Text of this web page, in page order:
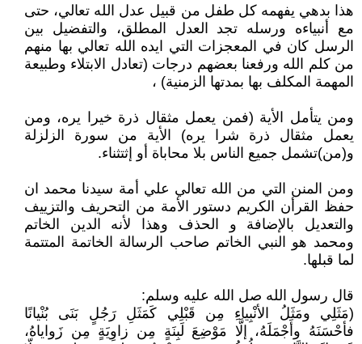
هذا بدهي يفهمه كل طفل من قبيل عدل الله تعالي، حتى
مع أنبياءه ورسله تجد العدل المطلق، والتفضيل بين
الرسل كان في المعجزات التي ايده الله تعالي بها منهم
من كلم الله ورفعنا بعضهم درجات (تعادل الابتلاء وطبيعة
المهمة المكلف بها بمدتها الزمنية) ،
ومن يتأمل الأية (فمن يعمل مثقال ذرة خيرا يره، ومن
يعمل مثقال ذرة شرا يره) الأية من سورة الزلزلة
و(من)تشمل جميع الناس بلا محاباة أو إثتثناء.
ومن المنن التي من الله تعالي علي أمة سيدنا محمد ان
حفظ القرأن الكريم دستور الأمة من التحريف والتزييف
والتعديل بالإضافة و الحذف وهذا لأنه الدين الخاتم
ومحمد هو النبي الخاتم صاحب الرسالة الخاتمة المتتمة
لما قبلها.
قال رسول الله صل الله عليه وسلم:
(مَثَلِي ومَثَلُ الأنْبِياءِ مِن قَبْلِي كَمَثَلِ رَجُلٍ بَنَى بُنْيانًا
فأحْسَنَهُ وأَجْمَلَهُ، إلَّا مَوْضِعَ لَبِنَةٍ مِن زاوِيَةٍ مِن زَواياهُ،